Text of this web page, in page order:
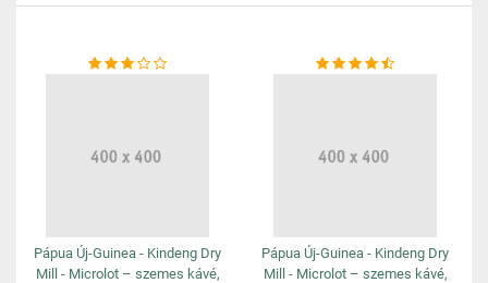
Pápua Új-Guinea - Kindeng Dry
Mill - Microlot – szemes kávé,
Pápua Új-Guinea - Kindeng Dry
Mill - Microlot – szemes kávé,